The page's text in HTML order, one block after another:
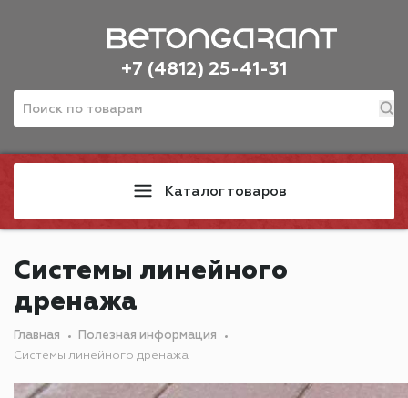
+7 (4812) 25-41-31
Каталог товаров
Системы линейного
дренажа
Главная
Полезная информация
Системы линейного дренажа